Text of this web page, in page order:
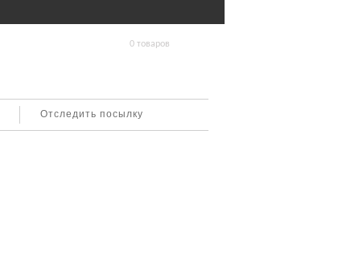
0 товаров
Отследить посылку